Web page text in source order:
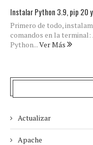
Instalar Python 3.9, pip 20
Primero de todo,
comandos en la
Python...Ver Más
Actualizar
Apache